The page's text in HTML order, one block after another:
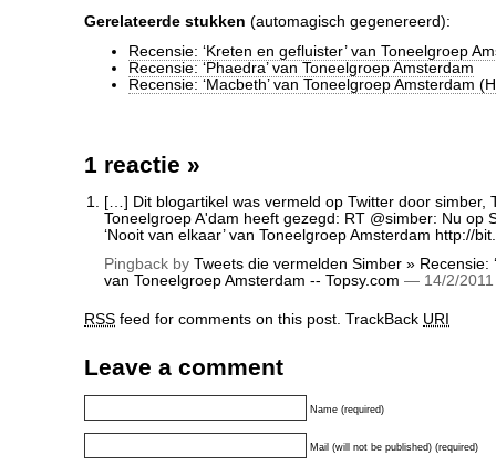
Gerelateerde stukken (automagisch gegenereerd):
Recensie: ‘Kreten en gefluister’ van Toneelgroep
Recensie: ‘Phaedra’ van Toneelgroep Amsterdam
Recensie: ‘Macbeth’ van Toneelgroep Amsterdam
1 reactie »
[…] Dit blogartikel was vermeld op Twitter door simber,
Toneelgroep A'dam heeft gezegd: RT @simber: Nu op
‘Nooit van elkaar’ van Toneelgroep Amsterdam http://
Pingback by Tweets die vermelden Simber » Recensie:
van Toneelgroep Amsterdam -- Topsy.com — 14/2/
RSS feed for comments on this post. TrackBack URI
Leave a comment
Name (required)
Mail (will not be published) (required)